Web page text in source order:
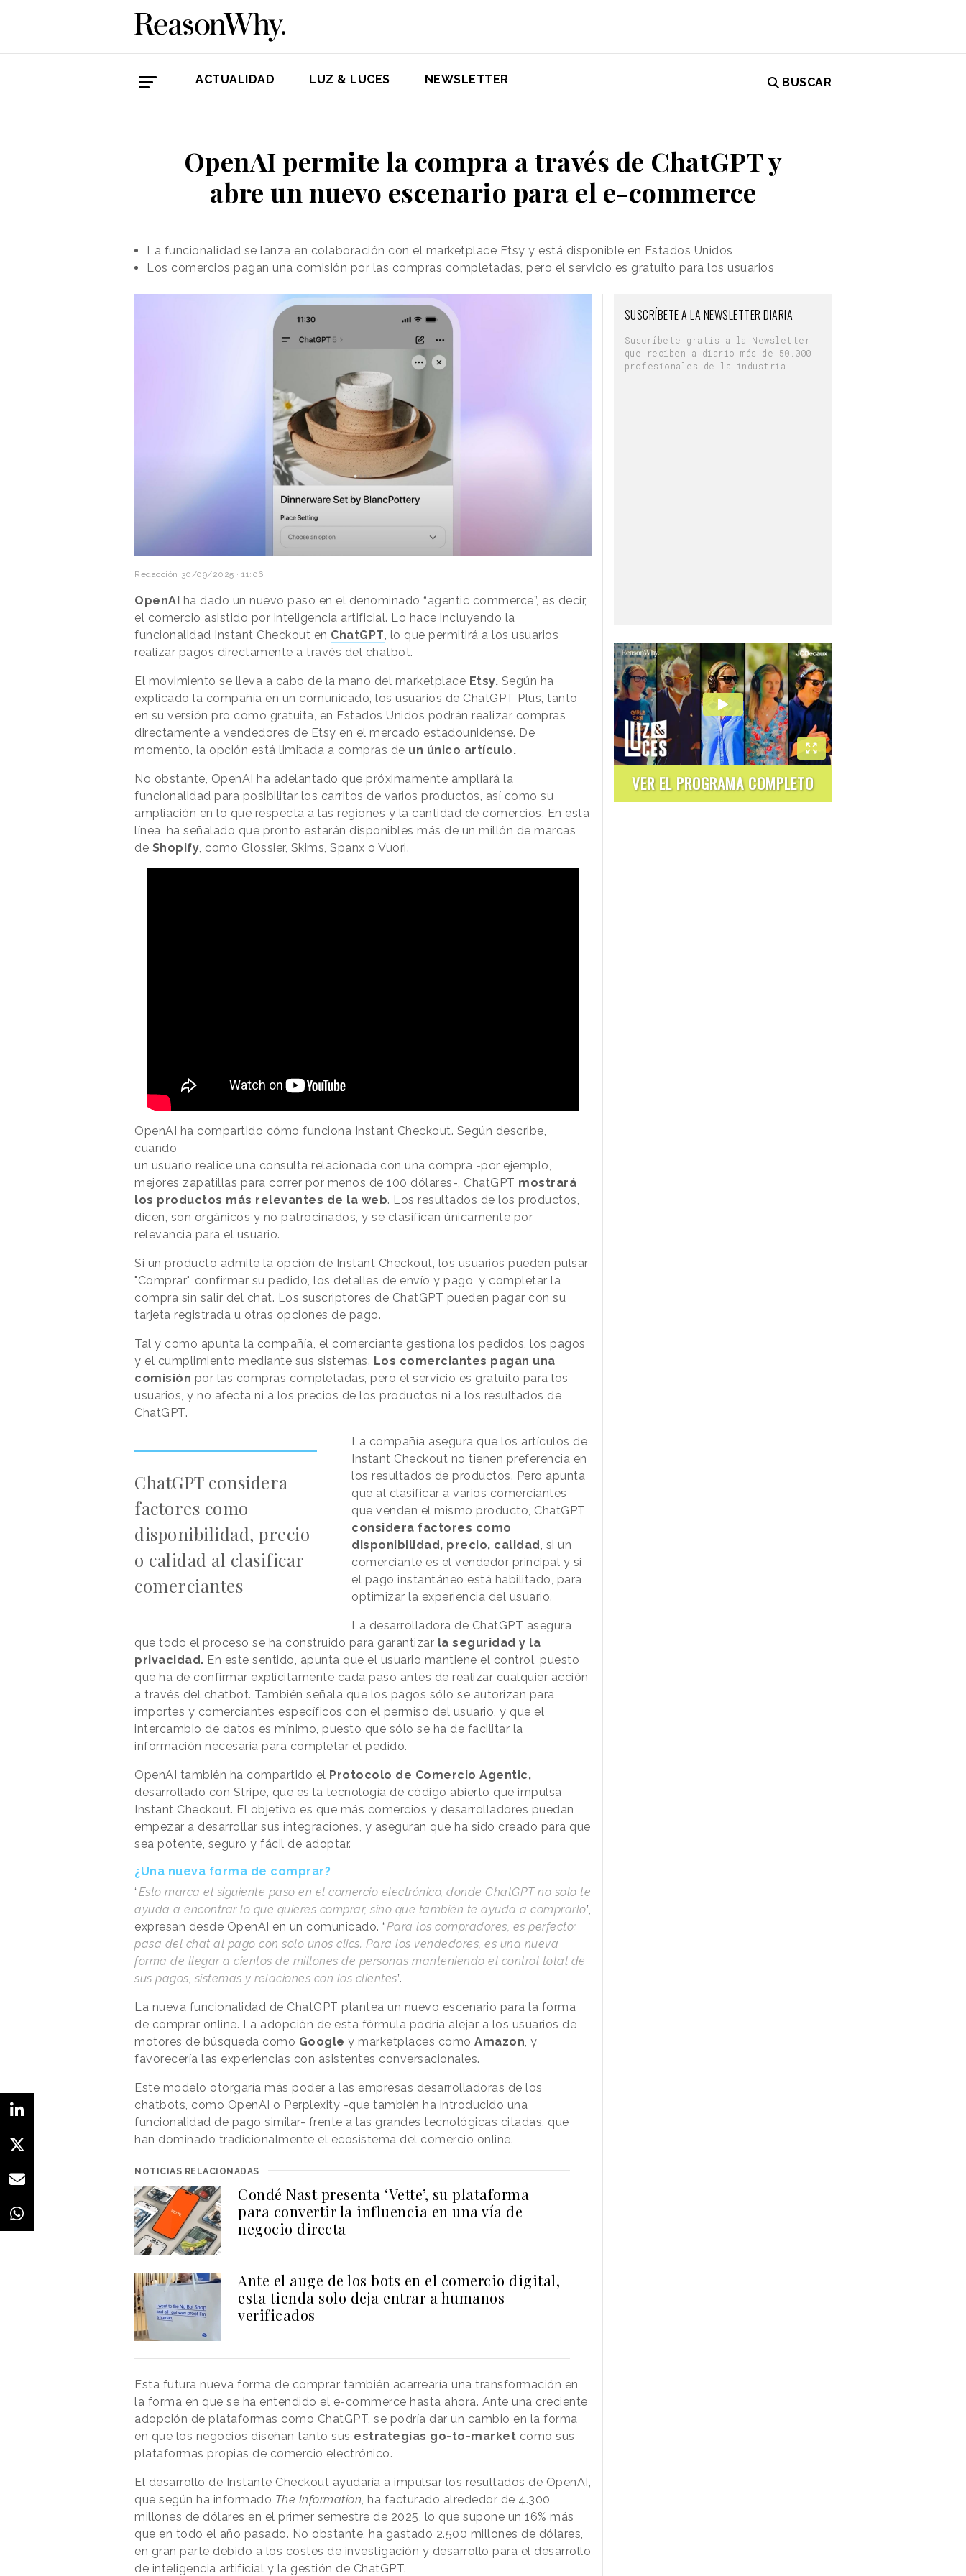
ACTUALIDAD LUZ & LUCES NEWSLETTER BUSCAR
OpenAI permite la compra a través de ChatGPT y
abre un nuevo escenario para el e-commerce
La funcionalidad se lanza en colaboración con el marketplace Etsy y está disponible en Estados Unidos
Los comercios pagan una comisión por las compras completadas, pero el servicio es gratuito para los usuarios
Redacción 30/09/2025 · 11:06
OpenAI
ha dado un nuevo paso en el denominado “agentic commerce”, es decir,
el comercio asistido por inteligencia artificial. Lo hace incluyendo la
funcionalidad Instant Checkout en ChatGPT, lo que permitirá a los usuarios
realizar pagos directamente a través del chatbot.
El movimiento se lleva a cabo de la mano del marketplace Etsy. Según ha
explicado la compañía en un comunicado, los usuarios de ChatGPT Plus, tanto
en su versión pro como gratuita, en Estados Unidos podrán realizar compras
directamente a vendedores de Etsy en el mercado estadounidense. De
momento, la opción está limitada a compras de un único artículo.
No obstante, OpenAI ha adelantado que próximamente ampliará la
funcionalidad para posibilitar los carritos de varios productos, así como su
ampliación en lo que respecta a las regiones y la cantidad de comercios. En esta
línea, ha señalado que pronto estarán disponibles más de un millón de marcas
de Shopify, como Glossier, Skims, Spanx o Vuori.
OpenAI ha compartido cómo funciona Instant Checkout. Según describe,
cuando
un usuario realice una consulta relacionada con una compra -por ejemplo,
mejores zapatillas para correr por menos de 100 dólares-, ChatGPT mostrará
los productos más relevantes de la web. Los resultados de los productos,
dicen, son orgánicos y no patrocinados, y se clasifican únicamente por
relevancia para el usuario.
Si un producto admite la opción de Instant Checkout, los usuarios pueden pulsar
"Comprar", confirmar su pedido, los detalles de envío y pago, y completar la
compra sin salir del chat. Los suscriptores de ChatGPT pueden pagar con su
tarjeta registrada u otras opciones de pago.
Tal y como apunta la compañía, el comerciante gestiona los pedidos, los pagos
y el cumplimiento mediante sus sistemas. Los comerciantes pagan una
comisión por las compras completadas, pero el servicio es gratuito para los
usuarios, y no afecta ni a los precios de los productos ni a los resultados de
ChatGPT.
ChatGPT considera
factores como
disponibilidad, precio
o calidad al clasificar
comerciantes
La compañía asegura que los artículos de
Instant Checkout no tienen preferencia en
los resultados de productos. Pero apunta
que al clasificar a varios comerciantes
que venden el mismo producto, ChatGPT
considera factores como
disponibilidad, precio, calidad , si un
comerciante es el vendedor principal y si
el pago instantáneo está habilitado, para
optimizar la experiencia del usuario.
La desarrolladora de ChatGPT asegura
que todo el proceso se ha construido para garantizar la seguridad y la
privacidad. En este sentido, apunta que el usuario mantiene el control, puesto
que ha de confirmar explícitamente cada paso antes de realizar cualquier acción
a través del chatbot. También señala que los pagos sólo se autorizan para
importes y comerciantes específicos con el permiso del usuario, y que el
intercambio de datos es mínimo, puesto que sólo se ha de facilitar la
información necesaria para completar el pedido.
OpenAI también ha compartido el Protocolo de Comercio Agentic,
desarrollado con Stripe, que es la tecnología de código abierto que impulsa
Instant Checkout. El objetivo es que más comercios y desarrolladores puedan
empezar a desarrollar sus integraciones, y aseguran que ha sido creado para que
sea potente, seguro y fácil de adoptar.
¿Una nueva forma de comprar?
“Esto marca el siguiente paso en el comercio electrónico, donde ChatGPT no solo te
ayuda a encontrar lo que quieres comprar, sino que también te ayuda a comprarlo”,
expresan desde OpenAI en un comunicado. “Para los compradores, es perfecto:
pasa del chat al pago con solo unos clics. Para los vendedores, es una nueva
forma de llegar a cientos de millones de personas manteniendo el control total de
sus pagos, sistemas y relaciones con los clientes”.
La nueva funcionalidad de ChatGPT plantea un nuevo escenario para la forma
de comprar online. La adopción de esta fórmula podría alejar a los usuarios de
motores de búsqueda como Google y marketplaces como Amazon, y
favorecería las experiencias con asistentes conversacionales.
Este modelo otorgaría más poder a las empresas desarrolladoras de los
chatbots, como OpenAI o Perplexity -que también ha introducido una
funcionalidad de pago similar- frente a las grandes tecnológicas citadas, que
han dominado tradicionalmente el ecosistema del comercio online.
NOTICIAS RELACIONADAS
Condé Nast presenta ‘Vette’, su plataforma
para convertir la influencia en una vía de
negocio directa
Ante el auge de los bots en el comercio digital,
esta tienda solo deja entrar a humanos
verificados
Esta futura nueva forma de comprar también acarrearía una transformación en
la forma en que se ha entendido el e-commerce hasta ahora. Ante una creciente
adopción de plataformas como ChatGPT, se podría dar un cambio en la forma
en que los negocios diseñan tanto sus estrategias go-to-market como sus
plataformas propias de comercio electrónico.
El desarrollo de Instante Checkout ayudaría a impulsar los resultados de OpenAI,
que según ha informado The Information, ha facturado alrededor de 4.300
millones de dólares en el primer semestre de 2025, lo que supone un 16% más
que en todo el año pasado. No obstante, ha gastado 2.500 millones de dólares,
en gran parte debido a los costes de investigación y desarrollo para el desarrollo
de inteligencia artificial y la gestión de ChatGPT.
SUSCRÍBETE A LA NEWSLETTER DIARIA
Suscríbete gratis a la Newsletter
que reciben a diario más de 50.000
profesionales de la industria.
VER EL PROGRAMA COMPLETO